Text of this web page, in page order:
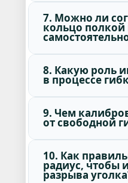
7. Можно ли
кольцо полкой
8. Какую роль
в процессе
9. Чем
от свободной
10. Как
радиус, чтобы
разрыва